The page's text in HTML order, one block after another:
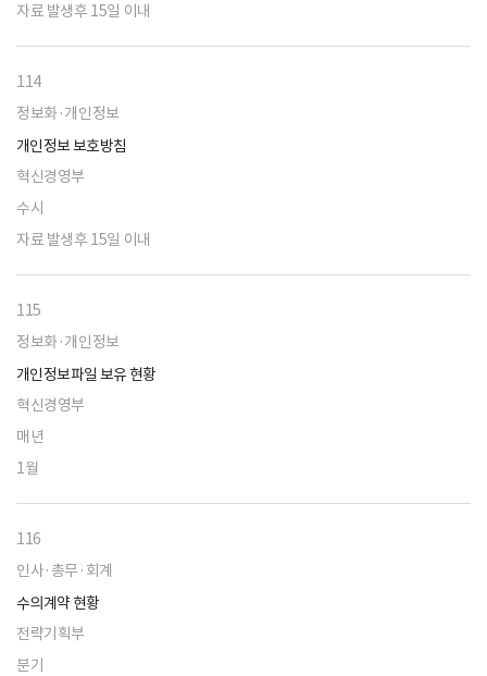
자료 발생후 15일 이내
114
정보화·개인정보
개인정보 보호방침
혁신경영부
수시
자료 발생후 15일 이내
115
정보화·개인정보
개인정보파일 보유 현황
혁신경영부
매년
1월
116
인사·총무·회계
수의계약 현황
전략기획부
분기